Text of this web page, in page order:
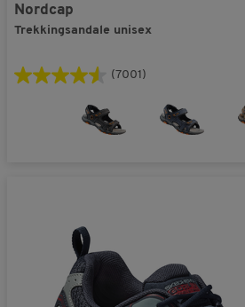
Nordcap
Trekkingsandale unisex
(7001)